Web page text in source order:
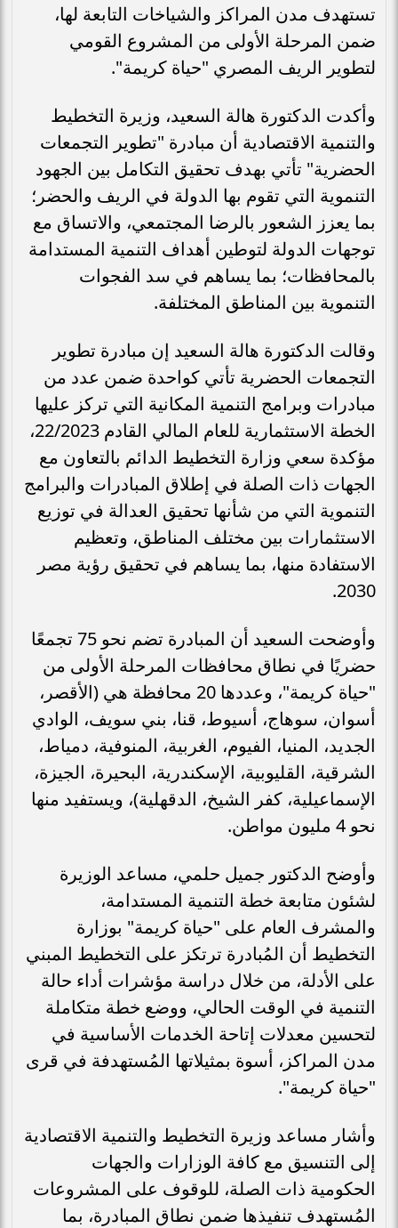
تستهدف مدن المراكز والشياخات التابعة لها،
ضمن المرحلة الأولى من المشروع القومي
لتطوير الريف المصري "حياة كريمة".
وأكدت الدكتورة هالة السعيد، وزيرة التخطيط
والتنمية الاقتصادية أن مبادرة "تطوير التجمعات
الحضرية" تأتي بهدف تحقيق التكامل بين الجهود
التنموية التي تقوم بها الدولة في الريف والحضر؛
بما يعزز الشعور بالرضا المجتمعي، والاتساق مع
توجهات الدولة لتوطين أهداف التنمية المستدامة
بالمحافظات؛ بما يساهم في سد الفجوات
التنموية بين المناطق المختلفة.
وقالت الدكتورة هالة السعيد إن مبادرة تطوير
التجمعات الحضرية تأتي كواحدة ضمن عدد من
مبادرات وبرامج التنمية المكانية التي تركز عليها
الخطة الاستثمارية للعام المالي القادم 22/2023،
مؤكدة سعي وزارة التخطيط الدائم بالتعاون مع
الجهات ذات الصلة في إطلاق المبادرات والبرامج
التنموية التي من شأنها تحقيق العدالة في توزيع
الاستثمارات بين مختلف المناطق، وتعظيم
الاستفادة منها، بما يساهم في تحقيق رؤية مصر
2030.
وأوضحت السعيد أن المبادرة تضم نحو 75 تجمعًا
حضريًا في نطاق محافظات المرحلة الأولى من
"حياة كريمة"، وعددها 20 محافظة هي (الأقصر،
أسوان، سوهاج، أسيوط، قنا، بني سويف، الوادي
الجديد، المنيا، الفيوم، الغربية، المنوفية، دمياط،
الشرقية، القليوبية، الإسكندرية، البحيرة، الجيزة،
الإسماعيلية، كفر الشيخ، الدقهلية)، ويستفيد منها
نحو 4 مليون مواطن.
وأوضح الدكتور جميل حلمي، مساعد الوزيرة
لشئون متابعة خطة التنمية المستدامة،
والمشرف العام على "حياة كريمة" بوزارة
التخطيط أن المُبادرة ترتكز على التخطيط المبني
على الأدلة، من خلال دراسة مؤشرات أداء حالة
التنمية في الوقت الحالي، ووضع خطة متكاملة
لتحسين معدلات إتاحة الخدمات الأساسية في
مدن المراكز، أسوة بمثيلاتها المُستهدفة في قرى
"حياة كريمة".
وأشار مساعد وزيرة التخطيط والتنمية الاقتصادية
إلى التنسيق مع كافة الوزارات والجهات
الحكومية ذات الصلة، للوقوف على المشروعات
المُستهدف تنفيذها ضمن نطاق المبادرة، بما